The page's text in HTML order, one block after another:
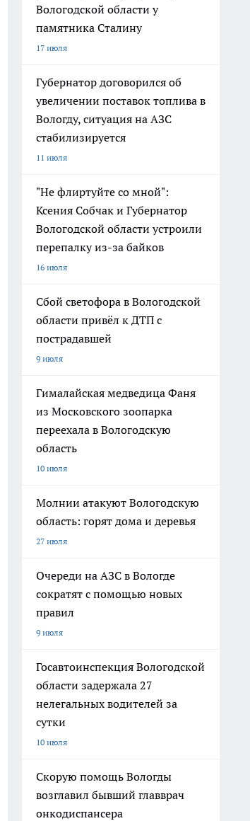
Вологодской области у
памятника Сталину
17 июля
Губернатор договорился об
увеличении поставок топлива в
Вологду, ситуация на АЗС
стабилизируется
11 июля
"Не флиртуйте со мной":
Ксения Собчак и Губернатор
Вологодской области устроили
перепалку из-за байков
16 июля
Сбой светофора в Вологодской
области привёл к ДТП с
пострадавшей
9 июля
Гималайская медведица Фаня
из Московского зоопарка
переехала в Вологодскую
область
10 июля
Молнии атакуют Вологодскую
область: горят дома и деревья
27 июля
Очереди на АЗС в Вологде
сократят с помощью новых
правил
9 июля
Госавтоинспекция Вологодской
области задержала 27
нелегальных водителей за
сутки
10 июля
Скорую помощь Вологды
возглавил бывший главврач
онкодиспансера